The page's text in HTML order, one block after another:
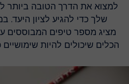
את הדרך הטובה ביותר
שלך כדי להגיע לציון היעד.
מציג מספר טיפים המבוססים על
שיכולים להיות שימושיים